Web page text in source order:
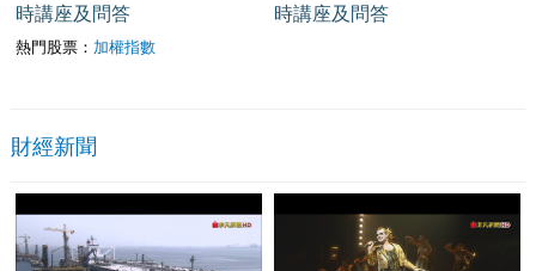
時講座及問答
熱門股票： 加權指數
時講座及問答
財經新聞